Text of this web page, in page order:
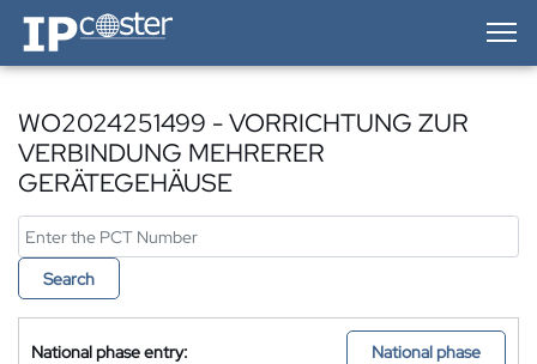
IP-Coster — Home
WO2024251499 - VORRICHTUNG ZUR
VERBINDUNG MEHRERER
GERÄTEGEHÄUSE
Search
National phase entry: National phase